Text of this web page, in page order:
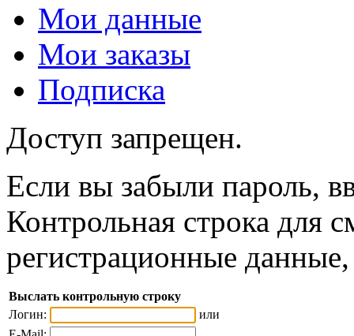
Мои данные
Мои заказы
Подписка
Доступ запрещен.
Если вы забыли пароль,
Контрольная строка для
регистрационные
Выслать контрольную строку
Логин:
или